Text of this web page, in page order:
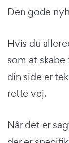
Den gode
Hvis du
som at
din side er
rette vej.
Når det er